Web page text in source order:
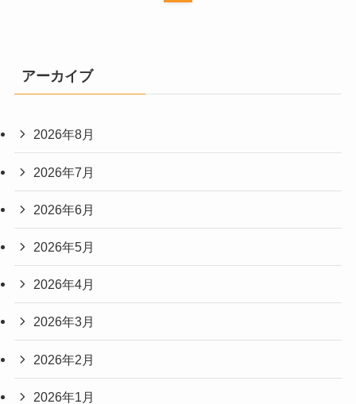
アーカイブ
2026年8月
2026年7月
2026年6月
2026年5月
2026年4月
2026年3月
2026年2月
2026年1月